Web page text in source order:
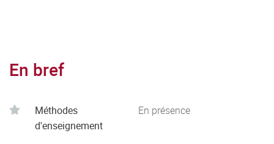
En bref
Méthodes
d'enseignement
En présence